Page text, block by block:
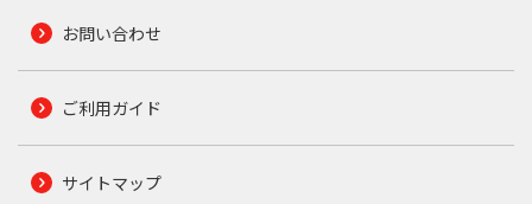
お問い合わせ
ご利用ガイド
サイトマップ